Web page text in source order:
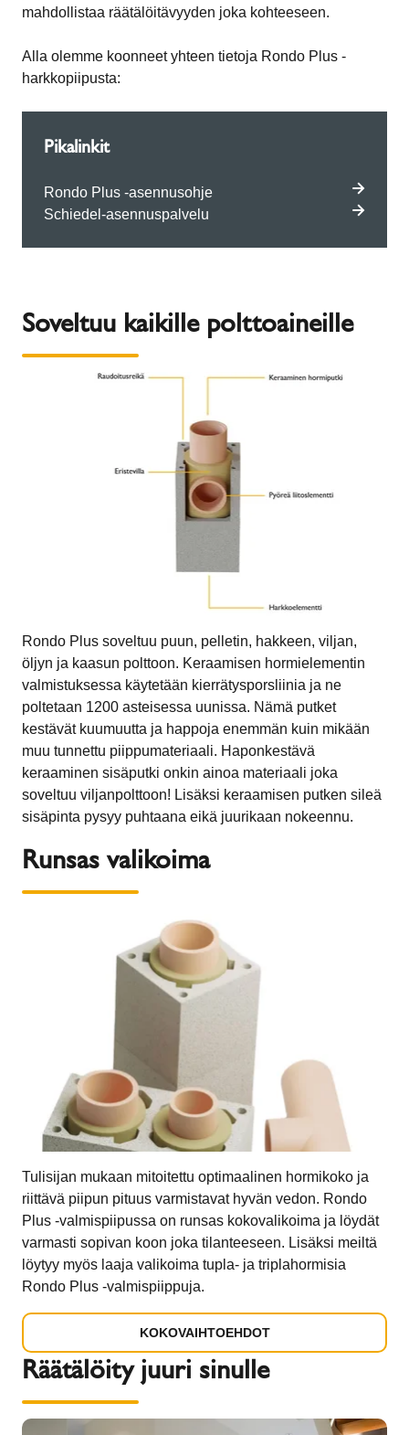
mahdollistaa räätälöitävyyden joka kohteeseen.
Alla olemme koonneet yhteen tietoja Rondo Plus -
harkkopiipusta:
Pikalinkit
Rondo Plus -asennusohje
Schiedel-asennuspalvelu
Soveltuu kaikille polttoaineille
Rondo Plus soveltuu puun, pelletin, hakkeen, viljan,
öljyn ja kaasun polttoon. Keraamisen hormielementin
valmistuksessa käytetään kierrätysporsliinia ja ne
poltetaan 1200 asteisessa uunissa. Nämä putket
kestävät kuumuutta ja happoja enemmän kuin mikään
muu tunnettu piippumateriaali. Haponkestävä
keraaminen sisäputki onkin ainoa materiaali joka
soveltuu viljanpolttoon! Lisäksi keraamisen putken sileä
sisäpinta pysyy puhtaana eikä juurikaan nokeennu.
Runsas valikoima
Tulisijan mukaan mitoitettu optimaalinen hormikoko ja
riittävä piipun pituus varmistavat hyvän vedon. Rondo
Plus -valmispiipussa on runsas kokovalikoima ja löydät
varmasti sopivan koon joka tilanteeseen. Lisäksi meiltä
löytyy myös laaja valikoima tupla- ja triplahormisia
Rondo Plus -valmispiippuja.
KOKOVAIHTOEHDOT
Räätälöity juuri sinulle